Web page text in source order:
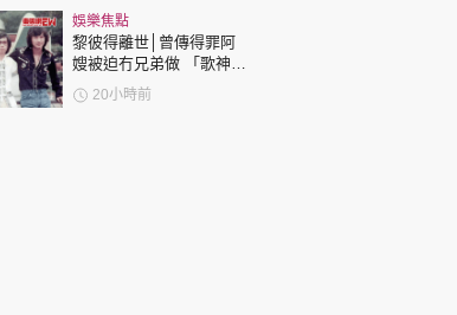
娛樂焦點
黎彼得離世│曾傳得罪阿
嫂被迫冇兄弟做 「歌神」
許冠傑親筆撰寫悼念忘友
20小時前